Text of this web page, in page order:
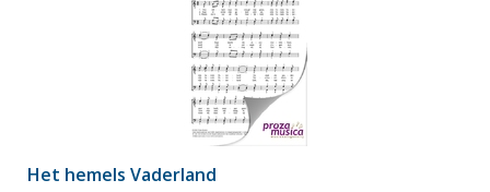
Het hemels Vaderland